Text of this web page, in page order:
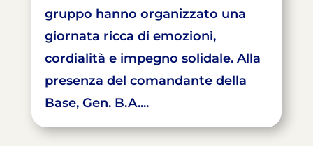
gruppo hanno organizzato una
giornata ricca di emozioni,
cordialità e impegno solidale. Alla
presenza del comandante della
Base, Gen. B.A....